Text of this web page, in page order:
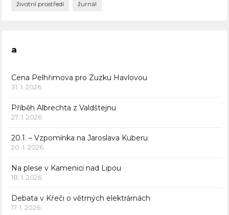
životní prostředí žurnál
a
Cena Pelhřimova pro Zuzku Havlovou
31. 1. 2026
Příběh Albrechta z Valdštejnu
27. 1. 2026
20.1. – Vzpomínka na Jaroslava Kuberu
20. 1. 2026
Na plese v Kamenici nad Lipou
18. 1. 2026
Debata v Křeči o větrných elektrárnách
17. 1. 2026